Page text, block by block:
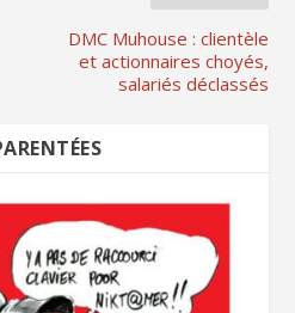
DMC Muhouse : clientèle
et actionnaires choyés,
salariés déclassés